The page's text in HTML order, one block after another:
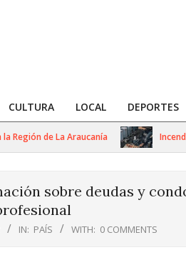
CULTURA LOCAL DEPORTES
de La Araucanía Incendio
sobre deudas y
IN: PAÍS WITH: 0 COMMENTS